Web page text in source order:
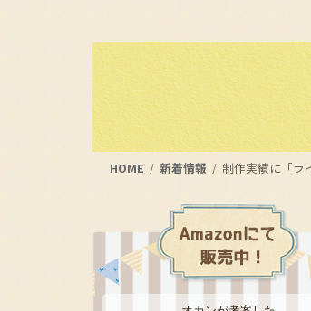
HOME 新着情報 制作実績に「ラ